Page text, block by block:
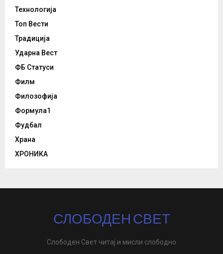
Технологија
Топ Вести
Традиција
Ударна Вест
ФБ Статуси
Филм
Филозофија
Формула1
Фудбал
Храна
ХРОНИКА
СЛОБОДЕН СВЕТ
Слободен Свет читај и мисли слободно